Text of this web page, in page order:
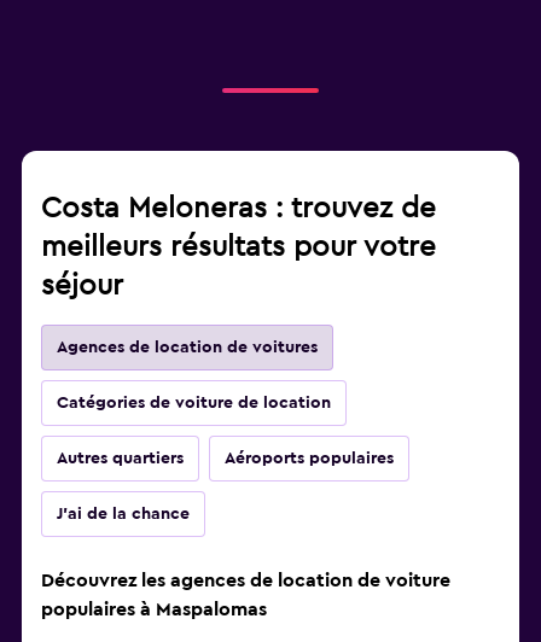
Costa Meloneras : trouvez de
meilleurs résultats pour votre
séjour
Agences de location de voitures
Catégories de voiture de location
Autres quartiers Aéroports populaires
J'ai de la chance
Découvrez les agences de location de voiture
populaires à Maspalomas